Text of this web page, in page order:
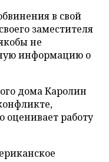
в свой
заместителя
не
информацию о
дома Каролин
оценивает работу